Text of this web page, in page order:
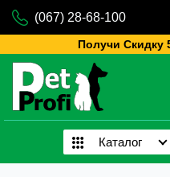
(067) 28-68-100
Получи Скидку
Каталог